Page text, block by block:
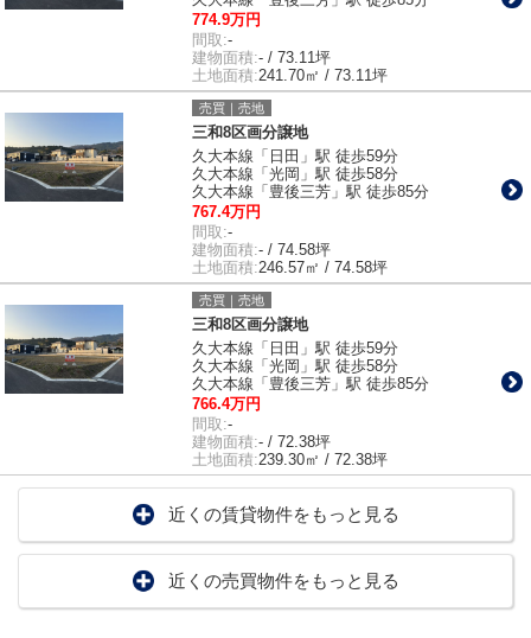
774.9万円
間取:-
建物面積:- / 73.11坪
土地面積:241.70㎡ / 73.11坪
売買｜売地
三和8区画分譲地
久大本線「日田」駅 徒歩59分
久大本線「光岡」駅 徒歩58分
久大本線「豊後三芳」駅 徒歩85分
767.4万円
間取:-
建物面積:- / 74.58坪
土地面積:246.57㎡ / 74.58坪
売買｜売地
三和8区画分譲地
久大本線「日田」駅 徒歩59分
久大本線「光岡」駅 徒歩58分
久大本線「豊後三芳」駅 徒歩85分
766.4万円
間取:-
建物面積:- / 72.38坪
土地面積:239.30㎡ / 72.38坪
近くの賃貸物件をもっと見る
近くの売買物件をもっと見る